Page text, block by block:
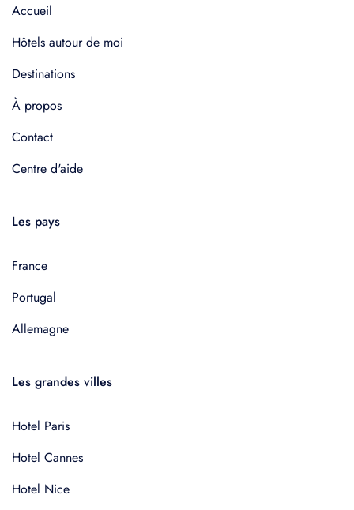
Accueil
Hôtels autour de moi
Destinations
À propos
Contact
Centre d'aide
Les pays
France
Portugal
Allemagne
Les grandes villes
Hotel Paris
Hotel Cannes
Hotel Nice